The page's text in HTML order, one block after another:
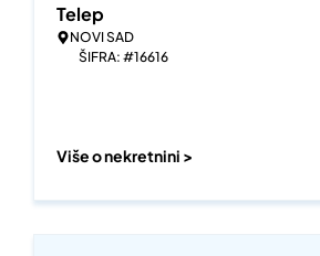
Telep
NOVI SAD
ŠIFRA: #16616
Više o nekretnini >